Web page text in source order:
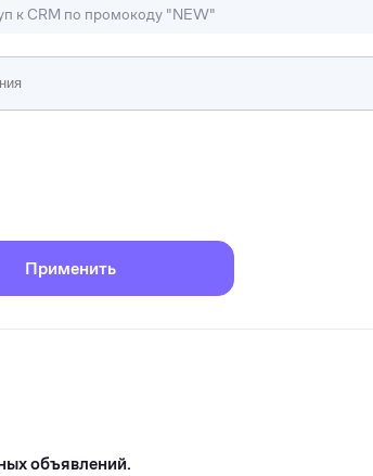
к CRM по промокоду "NEW"
Применить
объявлений.